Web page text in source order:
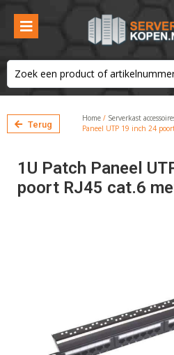
Terug
Home / Serverkast
Paneel UTP 19 inch 24
1U Patch Paneel
poort RJ45 cat.6